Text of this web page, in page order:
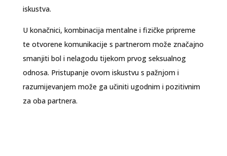
iskustva.
U konačnici, kombinacija mentalne i fizičke pripreme
te otvorene komunikacije s partnerom može značajno
smanjiti bol i nelagodu tijekom prvog seksualnog
odnosa. Pristupanje ovom iskustvu s pažnjom i
razumijevanjem može ga učiniti ugodnim i pozitivnim
za oba partnera.